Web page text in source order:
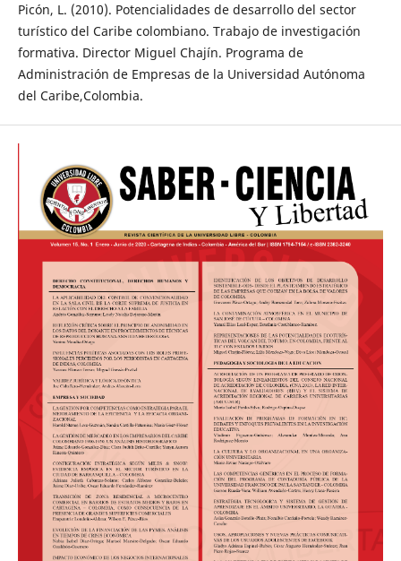
Picón, L. (2010). Potencialidades de desarrollo del sector
turístico del Caribe colombiano. Trabajo de investigación
formativa. Director Miguel Chajín. Programa de
Administración de Empresas de la Universidad Autónoma
del Caribe,Colombia.